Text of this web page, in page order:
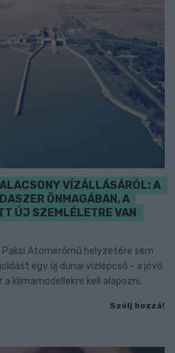
VÍZÁLLÁSÁRÓL: A
ÖNMAGÁBAN, A
ÚJ SZEMLÉLETRE VAN
Paksi Atomerőmű helyzetére sem
egy új dunai vízlépcső - a jövő
klímamodellekre kell alapozni.
Szólj hozzá!